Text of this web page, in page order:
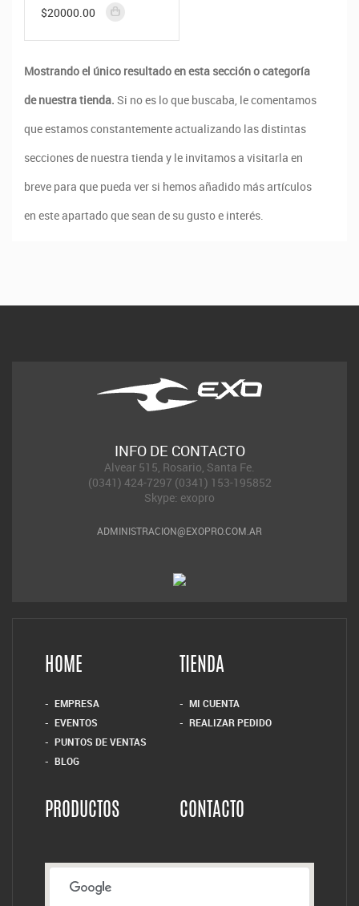
$20000.00
Mostrando el único resultado en esta sección o categoría
de nuestra tienda. Si no es lo que buscaba, le comentamos
que estamos constantemente actualizando las distintas
secciones de nuestra tienda y le invitamos a visitarla en
breve para que pueda ver si hemos añadido más artículos
en este apartado que sean de su gusto e interés.
INFO DE CONTACTO
Alvear 515, Rosario, Santa Fe.
(0341) 424-7297 (0341) 153-195852
Skype: exopro
ADMINISTRACION@EXOPRO.COM.AR
HOME
EMPRESA
EVENTOS
PUNTOS DE VENTAS
BLOG
TIENDA
MI CUENTA
REALIZAR PEDIDO
PRODUCTOS CONTACTO